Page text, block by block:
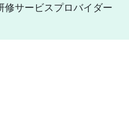
サービスプロバイダー